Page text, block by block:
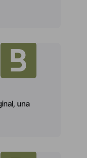
una